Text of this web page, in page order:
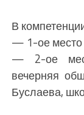
В
— 1-ое
— 2-ое
вечерняя
Буслаева,